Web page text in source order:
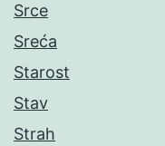
Srce
Sreća
Starost
Stav
Strah